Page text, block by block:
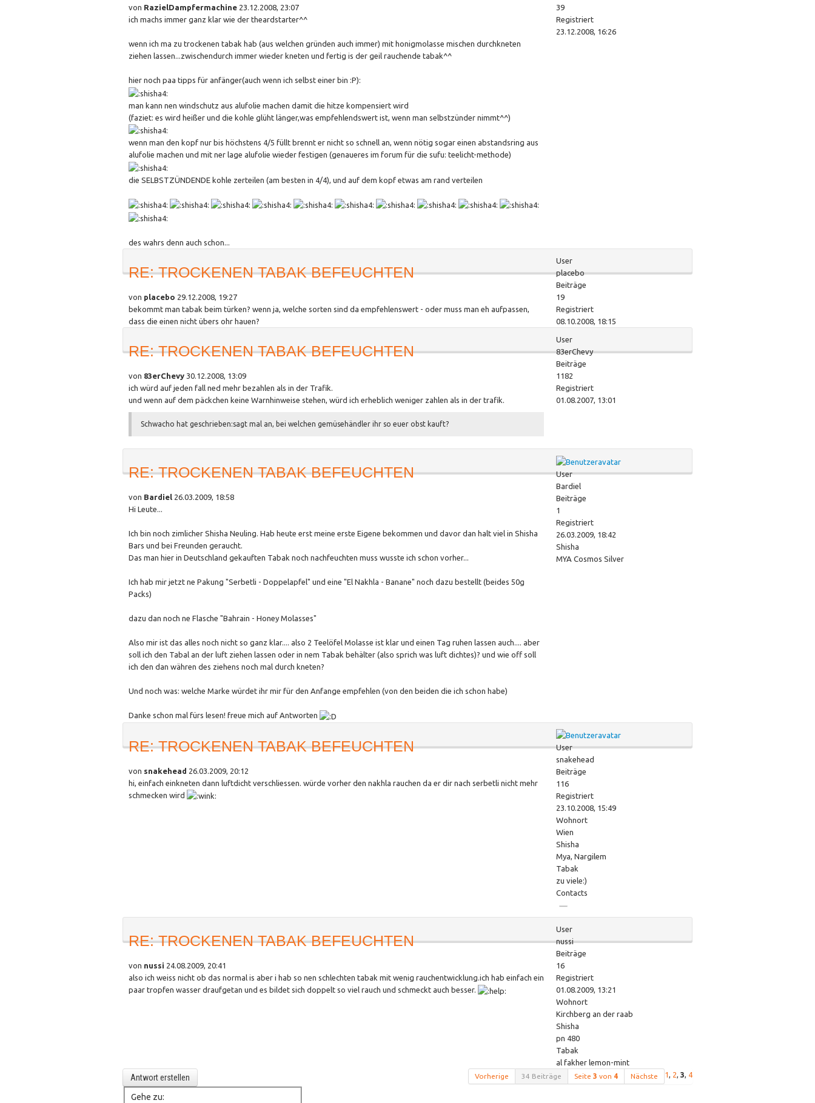
von RazielDampfermachine 23.12.2008, 23:07
ich machs immer ganz klar wie der theardstarter^^
wenn ich ma zu trockenen tabak hab (aus welchen gründen auch immer) mit honigmolasse mischen durchkneten
ziehen lassen...zwischendurch immer wieder kneten und fertig is der geil rauchende tabak^^
hier noch paa tipps für anfänger(auch wenn ich selbst einer bin :P):
man kann nen windschutz aus alufolie machen damit die hitze kompensiert wird
(faziet: es wird heißer und die kohle glüht länger,was empfehlendswert ist, wenn man selbstzünder nimmt^^)
wenn man den kopf nur bis höchstens 4/5 füllt brennt er nicht so schnell an, wenn nötig sogar einen abstandsring aus
alufolie machen und mit ner lage alufolie wieder festigen (genaueres im forum für die sufu: teelicht-methode)
die SELBSTZÜNDENDE kohle zerteilen (am besten in 4/4), und auf dem kopf etwas am rand verteilen
des wahrs denn auch schon...
39
Registriert
23.12.2008, 16:26
RE: TROCKENEN TABAK BEFEUCHTEN
von placebo 29.12.2008, 19:27
bekommt man tabak beim türken? wenn ja, welche sorten sind da empfehlenswert - oder muss man eh aufpassen,
dass die einen nicht übers ohr hauen?
User
placebo
Beiträge
19
Registriert
08.10.2008, 18:15
RE: TROCKENEN TABAK BEFEUCHTEN
von 83erChevy 30.12.2008, 13:09
ich würd auf jeden fall ned mehr bezahlen als in der Trafik.
und wenn auf dem päckchen keine Warnhinweise stehen, würd ich erheblich weniger zahlen als in der trafik.
Schwacho hat geschrieben:sagt mal an, bei welchen gemüsehändler ihr so euer obst kauft?
User
83erChevy
Beiträge
1182
Registriert
01.08.2007, 13:01
RE: TROCKENEN TABAK BEFEUCHTEN
von Bardiel 26.03.2009, 18:58
Hi Leute...
Ich bin noch zimlicher Shisha Neuling. Hab heute erst meine erste Eigene bekommen und davor dan halt viel in Shisha
Bars und bei Freunden geraucht.
Das man hier in Deutschland gekauften Tabak noch nachfeuchten muss wusste ich schon vorher...
Ich hab mir jetzt ne Pakung "Serbetli - Doppelapfel" und eine "El Nakhla - Banane" noch dazu bestellt (beides 50g
Packs)
dazu dan noch ne Flasche "Bahrain - Honey Molasses"
Also mir ist das alles noch nicht so ganz klar.... also 2 Teelöfel Molasse ist klar und einen Tag ruhen lassen auch.... aber
soll ich den Tabal an der luft ziehen lassen oder in nem Tabak behälter (also sprich was luft dichtes)? und wie off soll
ich den dan währen des ziehens noch mal durch kneten?
Und noch was: welche Marke würdet ihr mir für den Anfange empfehlen (von den beiden die ich schon habe)
Danke schon mal fürs lesen! freue mich auf Antworten
User
Bardiel
Beiträge
1
Registriert
26.03.2009, 18:42
Shisha
MYA Cosmos Silver
RE: TROCKENEN TABAK BEFEUCHTEN
von snakehead 26.03.2009, 20:12
hi, einfach einkneten dann luftdicht verschliessen. würde vorher den nakhla rauchen da er dir nach serbetli nicht mehr
schmecken wird
User
snakehead
Beiträge
116
Registriert
23.10.2008, 15:49
Wohnort
Wien
Shisha
Mya, Nargilem
Tabak
zu viele:)
Contacts
RE: TROCKENEN TABAK BEFEUCHTEN
von nussi 24.08.2009, 20:41
also ich weiss nicht ob das normal is aber i hab so nen schlechten tabak mit wenig rauchentwicklung.ich hab einfach ein
paar tropfen wasser draufgetan und es bildet sich doppelt so viel rauch und schmeckt auch besser.
User
nussi
Beiträge
16
Registriert
01.08.2009, 13:21
Wohnort
Kirchberg an der raab
Shisha
pn 480
Tabak
al fakher lemon-mint
Antwort erstellen Vorherige 34 Beiträge Seite 3 von 4 1, 2, 3, 4
Nächste
Gehe zu: